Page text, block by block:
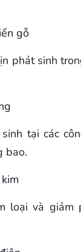
gỗ
phát sinh
tại các
bao.
loại và giảm